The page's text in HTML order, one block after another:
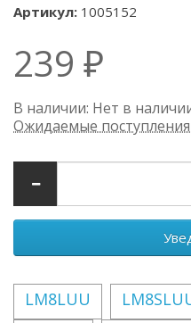
Артикул: 1005152
239 ₽
В наличии: Нет в
Ожидаемые
LM8LUU